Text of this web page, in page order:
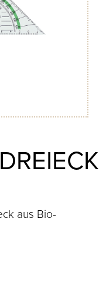
aus Bio-